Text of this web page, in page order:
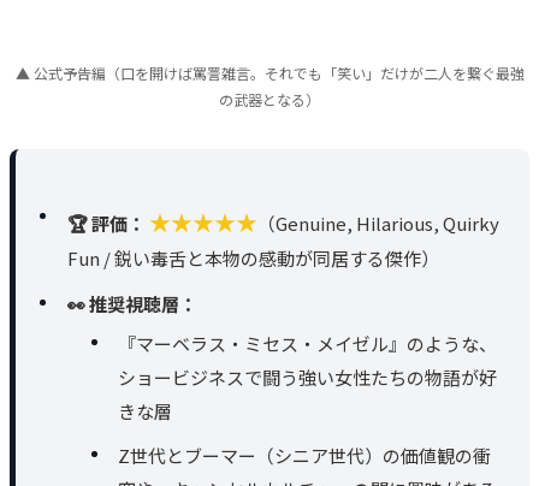
▲ 公式予告編（口を開けば罵詈雑言。それでも「笑い」だけが二人を繋ぐ最強
の武器となる）
🏆 評価： ★★★★★ （Genuine, Hilarious, Quirky
Fun / 鋭い毒舌と本物の感動が同居する傑作）
👀 推奨視聴層：
『マーベラス・ミセス・メイゼル』のような、
ショービジネスで闘う強い女性たちの物語が好
きな層
Z世代とブーマー（シニア世代）の価値観の衝